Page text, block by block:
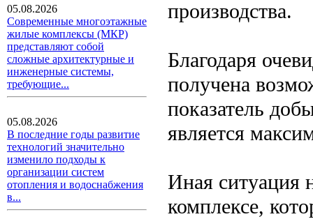
05.08.2026
Современные многоэтажные
жилые комплексы (МКР)
представляют собой
сложные архитектурные и
инженерные системы,
требующие...
05.08.2026
В последние годы развитие
технологий значительно
изменило подходы к
организации систем
отопления и водоснабжения
в...
производства.
Благодаря
получена
показатель
является
Иная ситуация
комплексе,